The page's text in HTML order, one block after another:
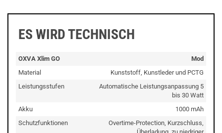
ES WIRD TECHNISCH
OXVA Xlim GO
Mod
Material
Kunststoff, Kunstleder und PCTG
Leistungsstufen
Automatische Leistungsanpassung 5
bis 30 Watt
Akku
1000 mAh
Schutzfunktionen
Overtime-Protection, Kurzschluss,